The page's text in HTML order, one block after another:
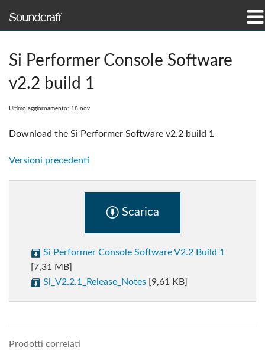
formazione
supporto
Lingua/Regione
Si Performer Console Software
v2.2 build 1
Ultimo aggiornamento: 18 nov
Download the Si Performer Software v2.2 build 1
Versioni precedenti
Scarica
Si Performer Console Software V2.2 Build 1
[7,31 MB]
Si_V2.2.1_Release_Notes [9,61 KB]
Prodotti correlati